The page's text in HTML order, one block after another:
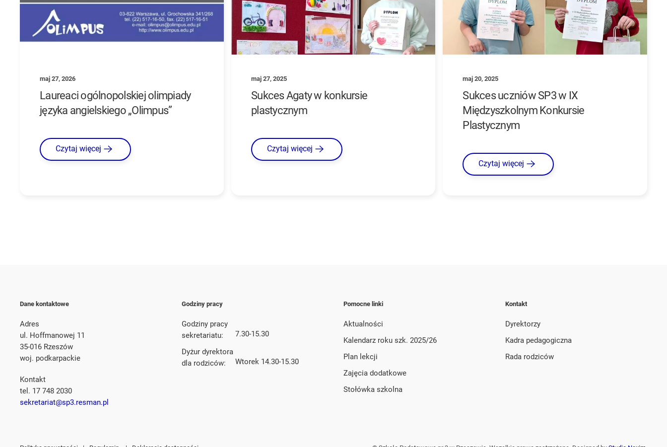
maj 27, 2026
Laureaci ogólnopolskiej olimpiady
języka angielskiego „Olimpus”
Czytaj więcej
maj 27, 2025
Sukces Agaty w konkursie
plastycznym
Czytaj więcej
maj 20, 2025
Sukces uczniów SP3 w IX
Międzyszkolnym Konkursie
Plastycznym
Czytaj więcej
Dane kontaktowe
Adres
ul. Hoffmanowej 11
35-016 Rzeszów
woj. podkarpackie
Kontakt
tel. 17 748 2030
sekretariat@sp3.resman.pl
Godziny pracy
Godziny pracy
sekretariatu:
7.30-15.30
Dyżur dyrektora
dla rodziców:
Wtorek 14.30-15.30
Pomocne linki
Aktualności
Kalendarz roku szk. 2025/26
Plan lekcji
Zajęcia dodatkowe
Stołówka szkolna
Kontakt
Dyrektorzy
Kadra pedagogiczna
Rada rodziców